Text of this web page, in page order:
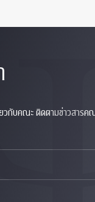
ยวกับคณะ ติดตามข่าวสารค